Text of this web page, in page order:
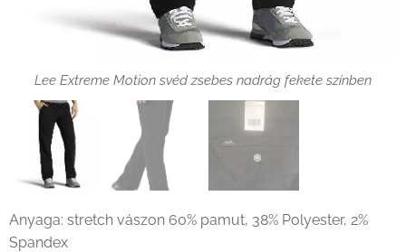
Lee Extreme Motion svéd zsebes nadrág fekete színben
Anyaga: stretch vászon 60% pamut, 38% Polyester, 2%
Spandex